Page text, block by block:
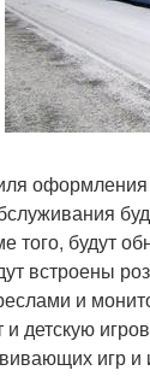
того, будут
встроены
и
детскую
игр и